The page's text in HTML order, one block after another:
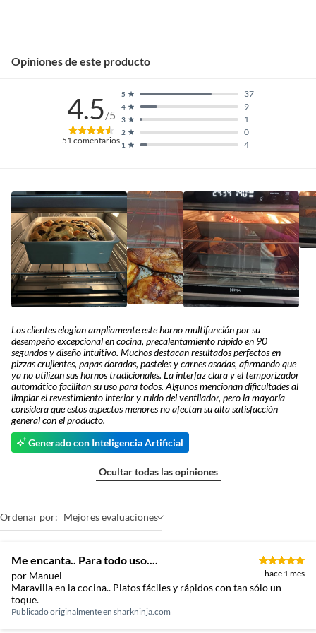
Opiniones de este producto
4.5/5
51comentarios 1 4
2 0
3 1
4 9
5 37
Los clientes elogian ampliamente este horno multifunción por su
desempeño excepcional en cocina, precalentamiento rápido en 90
segundos y diseño intuitivo. Muchos destacan resultados perfectos en
pizzas crujientes, papas doradas, pasteles y carnes asadas, afirmando que
ya no utilizan sus hornos tradicionales. La interfaz clara y el temporizador
automático facilitan su uso para todos. Algunos mencionan dificultades al
limpiar el revestimiento interior y ruido del ventilador, pero la mayoría
considera que estos aspectos menores no afectan su alta satisfacción
general con el producto.
Generado con Inteligencia Artificial
Ocultar todas las opiniones
Ordenar por: Mejores evaluaciones
Me encanta.. Para todo uso....
por Manuel hace 1 mes
Maravilla en la cocina.. Platos fáciles y rápidos con tan sólo un
toque.
Publicado originalmente en sharkninja.com